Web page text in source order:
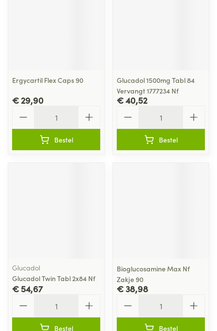
Ergycartil Flex Caps 90
€ 29,90
Bestel
Glucadol 1500mg Tabl 84
Vervangt 1777234 Nf
€ 40,52
Bestel
Glucadol
Glucadol Twin Tabl 2x84 Nf
€ 54,67
Bestel
Bioglucosamine Max Nf
Zakje 90
€ 38,98
Bestel